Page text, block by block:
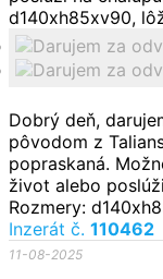
Dobrý deň,
pôvodom z
popraskaná.
život alebo
Rozmery:
Inzerát č. 110462
11-08-2025